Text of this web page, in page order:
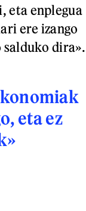
eta enplegua
ere izango
salduko dira».
eta ez